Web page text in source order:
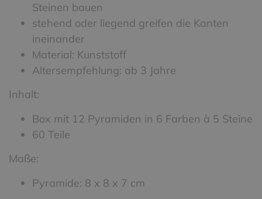
Steinen bauen
stehend oder liegend greifen die Kanten
ineinander
Material: Kunststoff
Altersempfehlung: ab 3 Jahre
Inhalt:
Box mit 12 Pyramiden in 6 Farben à 5 Steine
60 Teile
Maße:
Pyramide: 8 x 8 x 7 cm